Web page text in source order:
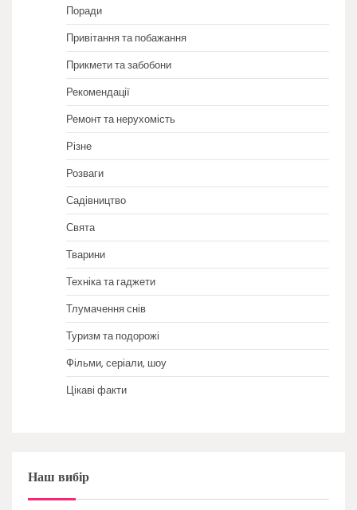
Поради
Привітання та побажання
Прикмети та забобони
Рекомендації
Ремонт та нерухомість
Різне
Розваги
Садівництво
Свята
Тварини
Техніка та гаджети
Тлумачення снів
Туризм та подорожі
Фільми, серіали, шоу
Цікаві факти
Наш вибір